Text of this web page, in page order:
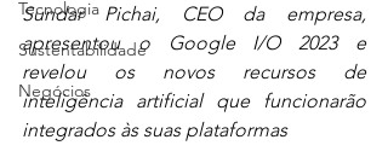
Tecnologia
Sustentabilidade
Negócios
Sundar Pichai, CEO da empresa,
apresentou o Google I/O 2023 e
revelou os novos recursos de
inteligência artificial que funcionarão
integrados às suas plataformas